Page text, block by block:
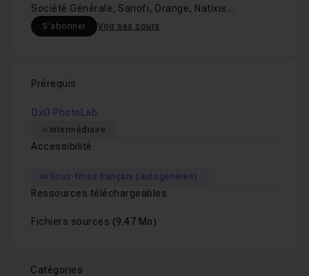
Société Générale, Sanofi, Orange, Natixis…
S'abonner Voir ses cours
Prérequis
DxO PhotoLab
Intermédiaire
Accessibilité
Sous-titres français (autogénérés)
Ressources téléchargeables
Fichiers sources (9.47 Mo)
Catégories